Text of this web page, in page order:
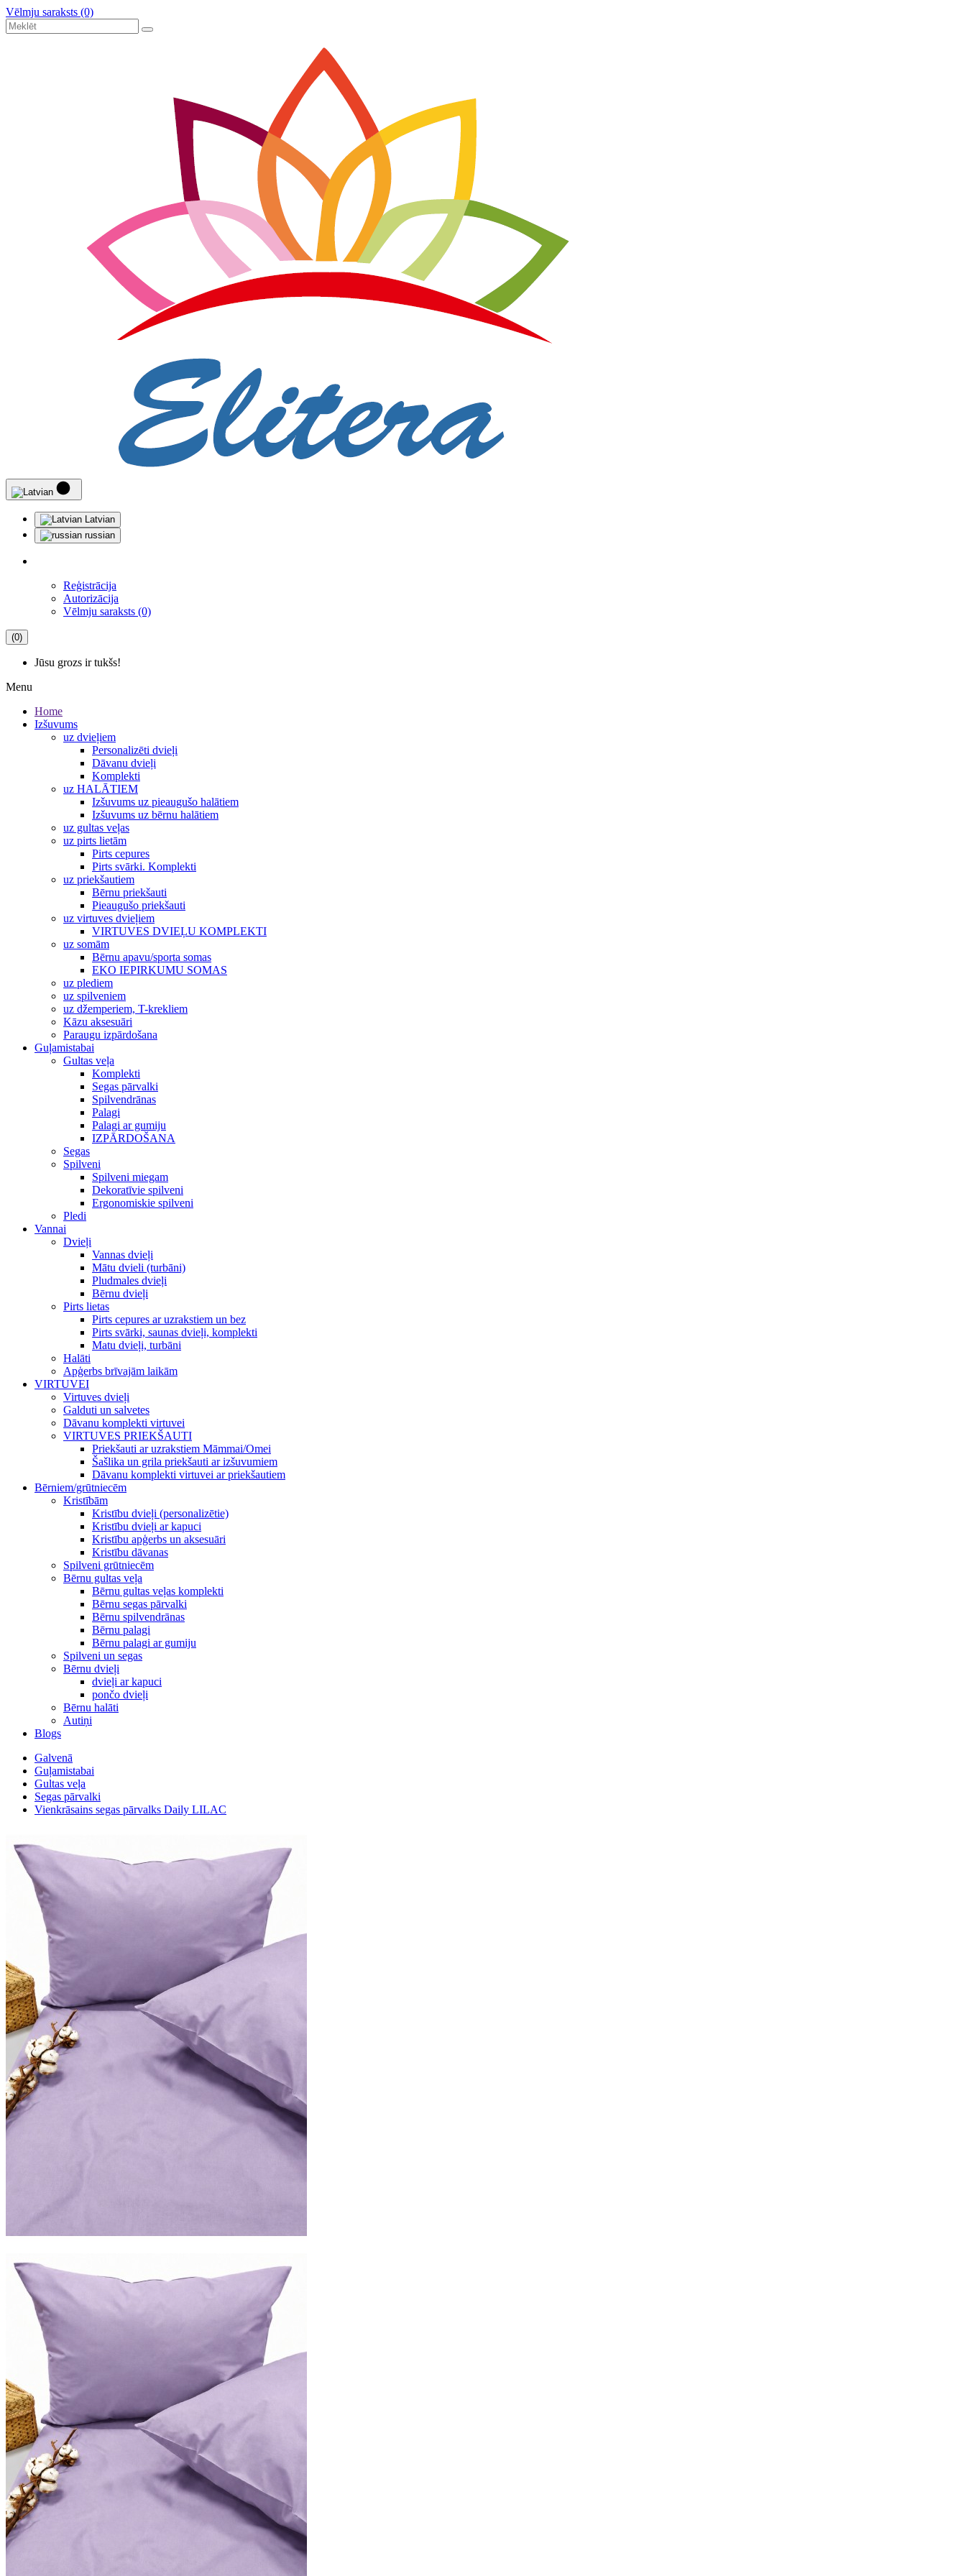
Vēlmju saraksts (0)
Latvian
russian
Reģistrācija
Autorizācija
Vēlmju saraksts (0)
(0)
Jūsu grozs ir tukšs!
Menu
Home
Izšuvums
uz dvieļiem
Personalizēti dvieļi
Dāvanu dvieļi
Komplekti
uz HALĀTIEM
Izšuvums uz pieaugušo halātiem
Izšuvums uz bērnu halātiem
uz gultas veļas
uz pirts lietām
Pirts cepures
Pirts svārki. Komplekti
uz priekšautiem
Bērnu priekšauti
Pieaugušo priekšauti
uz virtuves dvieļiem
VIRTUVES DVIEĻU KOMPLEKTI
uz somām
Bērnu apavu/sporta somas
EKO IEPIRKUMU SOMAS
uz plediem
uz spilveniem
uz džemperiem, T-krekliem
Kāzu aksesuāri
Paraugu izpārdošana
Guļamistabai
Gultas veļa
Komplekti
Segas pārvalki
Spilvendrānas
Palagi
Palagi ar gumiju
IZPĀRDOŠANA
Segas
Spilveni
Spilveni miegam
Dekoratīvie spilveni
Ergonomiskie spilveni
Pledi
Vannai
Dvieļi
Vannas dvieļi
Mātu dvieli (turbāni)
Pludmales dvieļi
Bērnu dvieļi
Pirts lietas
Pirts cepures ar uzrakstiem un bez
Pirts svārki, saunas dvieļi, komplekti
Matu dvieļi, turbāni
Halāti
Apģerbs brīvajām laikām
VIRTUVEI
Virtuves dvieļi
Galduti un salvetes
Dāvanu komplekti virtuvei
VIRTUVES PRIEKŠAUTI
Priekšauti ar uzrakstiem Māmmai/Omei
Šašlika un grila priekšauti ar izšuvumiem
Dāvanu komplekti virtuvei ar priekšautiem
Bērniem/grūtniecēm
Kristībām
Kristību dvieļi (personalizētie)
Kristību dvieļi ar kapuci
Kristību apģerbs un aksesuāri
Kristību dāvanas
Spilveni grūtniecēm
Bērnu gultas veļa
Bērnu gultas veļas komplekti
Bērnu segas pārvalki
Bērnu spilvendrānas
Bērnu palagi
Bērnu palagi ar gumiju
Spilveni un segas
Bērnu dvieļi
dvieļi ar kapuci
pončo dvieļi
Bērnu halāti
Autiņi
Blogs
Galvenā
Guļamistabai
Gultas veļa
Segas pārvalki
Vienkrāsains segas pārvalks Daily LILAC